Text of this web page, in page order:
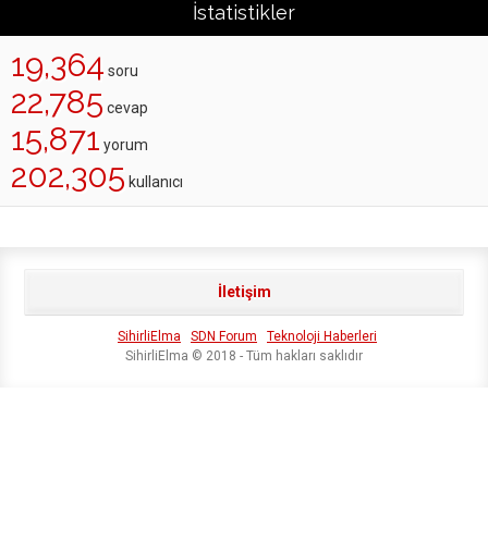
İstatistikler
19,364 soru
22,785 cevap
15,871 yorum
202,305 kullanıcı
İletişim
SihirliElma SDN Forum
Teknoloji Haberleri
SihirliElma © 2018 - Tüm hakları saklıdır